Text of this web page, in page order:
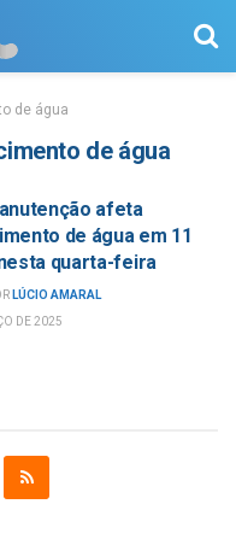
de água
de água
afeta
de água em 11
quarta-feira
LÚCIO AMARAL
DE 2025